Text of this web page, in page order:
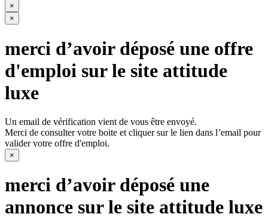
×
×
merci d’avoir déposé une offre
d'emploi sur le site attitude
luxe
Un email de vérification vient de vous être envoyé.
Merci de consulter votre boite et cliquer sur le lien dans l’email pour
valider votre offre d'emploi.
×
merci d’avoir déposé une
annonce sur le site attitude luxe